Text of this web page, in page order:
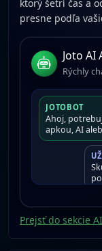
ktorý šetrí čas a
presne podľa
Joto AI
Rýchly
JOTOBOT
Ahoj,
apkou, AI
JOTOBOT
Jasné. AI
reálnom čase.
Prejsť do sekcie